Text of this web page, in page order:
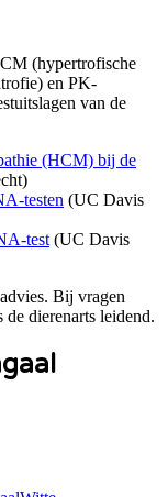
(hypertrofische
en PK-
van de
(HCM) bij de
)
testen (UC Davis
test (UC Davis
Bij vragen
dierenarts leidend.